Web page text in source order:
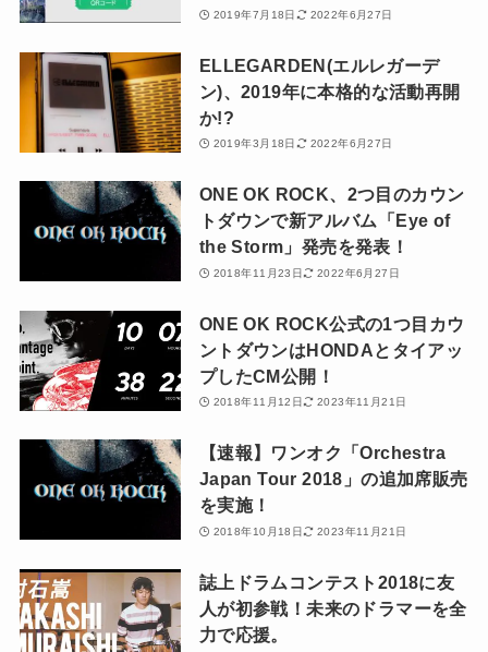
2019年7月18日 2022年6月27日
ELLEGARDEN(エルレガーデ
ン)、2019年に本格的な活動再開
か!?
2019年3月18日 2022年6月27日
ONE OK ROCK、2つ目のカウン
トダウンで新アルバム「Eye of
the Storm」発売を発表！
2018年11月23日 2022年6月27日
ONE OK ROCK公式の1つ目カウ
ントダウンはHONDAとタイアッ
プしたCM公開！
2018年11月12日 2023年11月21日
【速報】ワンオク「Orchestra
Japan Tour 2018」の追加席販売
を実施！
2018年10月18日 2023年11月21日
誌上ドラムコンテスト2018に友
人が初参戦！未来のドラマーを全
力で応援。